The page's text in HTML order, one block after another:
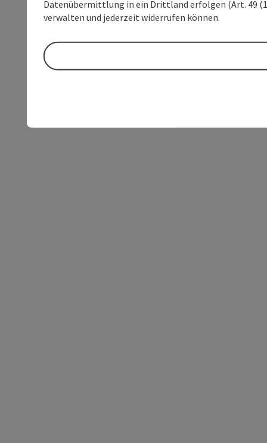
Datenübermittlung in ein Drittland erfolgen (Art. 49
verwalten und jederzeit widerrufen können.